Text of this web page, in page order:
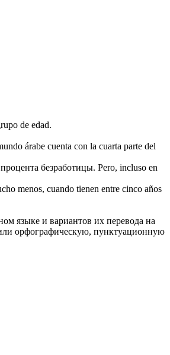
de edad.
árabe cuenta con la cuarta parte del
безработицы. Pero, incluso en
menos, cuando tienen entre cinco años
языке и вариантов их перевода на
орфографическую, пунктуационную